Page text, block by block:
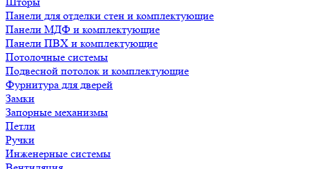
Панели для отделки стен и комплектующие
Панели МДФ и комплектующие
Панели ПВХ и комплектующие
Потолочные системы
Подвесной потолок и комплектующие
Фурнитура для дверей
Замки
Запорные механизмы
Петли
Ручки
Инженерные системы